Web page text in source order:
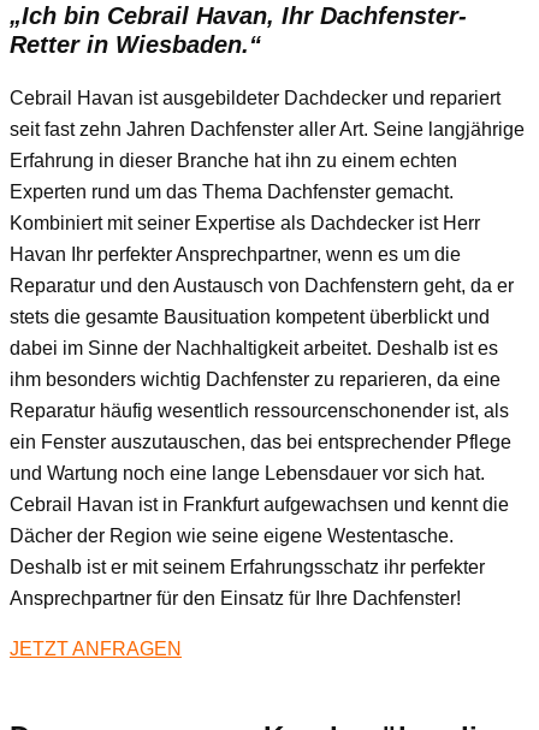
„Ich bin Cebrail Havan, Ihr Dachfenster-
Retter in Wiesbaden.“
Cebrail Havan ist ausgebildeter Dachdecker und repariert
seit fast zehn Jahren Dachfenster aller Art. Seine langjährige
Erfahrung in dieser Branche hat ihn zu einem echten
Experten rund um das Thema Dachfenster gemacht.
Kombiniert mit seiner Expertise als Dachdecker ist Herr
Havan Ihr perfekter Ansprechpartner, wenn es um die
Reparatur und den Austausch von Dachfenstern geht, da er
stets die gesamte Bausituation kompetent überblickt und
dabei im Sinne der Nachhaltigkeit arbeitet. Deshalb ist es
ihm besonders wichtig Dachfenster zu reparieren, da eine
Reparatur häufig wesentlich ressourcenschonender ist, als
ein Fenster auszutauschen, das bei entsprechender Pflege
und Wartung noch eine lange Lebensdauer vor sich hat.
Cebrail Havan ist in Frankfurt aufgewachsen und kennt die
Dächer der Region wie seine eigene Westentasche.
Deshalb ist er mit seinem Erfahrungsschatz ihr perfekter
Ansprechpartner für den Einsatz für Ihre Dachfenster!
JETZT ANFRAGEN